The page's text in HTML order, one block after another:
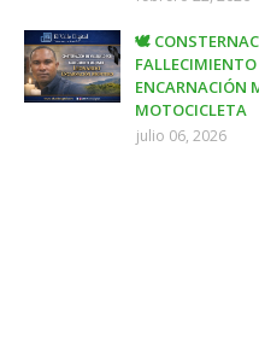
🕊️
ENCARNACIÓN
MOTOCICLETA
julio 06, 2026